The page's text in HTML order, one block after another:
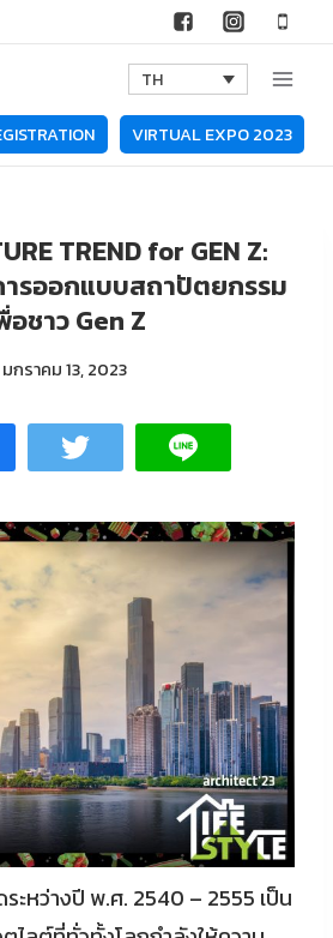
TH
VIRTUAL EXPO 2023
TREND for GEN Z:
ารออกแบบสถาปัตยกรรม
อชาว Gen Z
มกราคม 13, 2023
ะหว่างปี พ.ศ. 2540 – 2555 เป็น